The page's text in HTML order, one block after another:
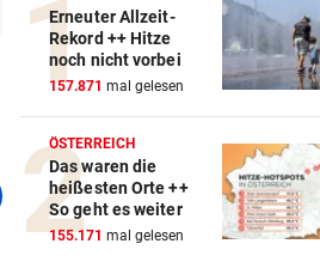
Erneuter Allzeit-
Rekord ++ Hitze
noch nicht vorbei
157.871 mal gelesen
ÖSTERREICH
Das waren die
heißesten Orte ++
So geht es weiter
155.171 mal gelesen